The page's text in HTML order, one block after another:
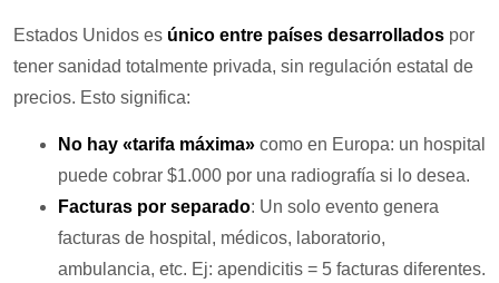
Estados Unidos es único entre países desarrollados por
tener sanidad totalmente privada, sin regulación estatal de
precios. Esto significa:
No hay «tarifa máxima» como en Europa: un hospital
puede cobrar $1.000 por una radiografía si lo desea.
Facturas por separado: Un solo evento genera
facturas de hospital, médicos, laboratorio,
ambulancia, etc. Ej: apendicitis = 5 facturas diferentes.